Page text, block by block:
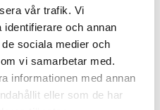
vår trafik. Vi
och annan
sociala medier och
vi samarbetar med.
informationen med annan
eller som de har
redan efter 3–8